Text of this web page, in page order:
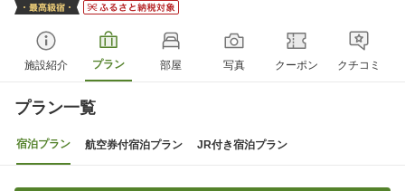
施設紹介 プラン 部屋 写真 クーポン クチコミ
プラン一覧
宿泊プラン 航空券付宿泊プラン JR付き宿泊プラン